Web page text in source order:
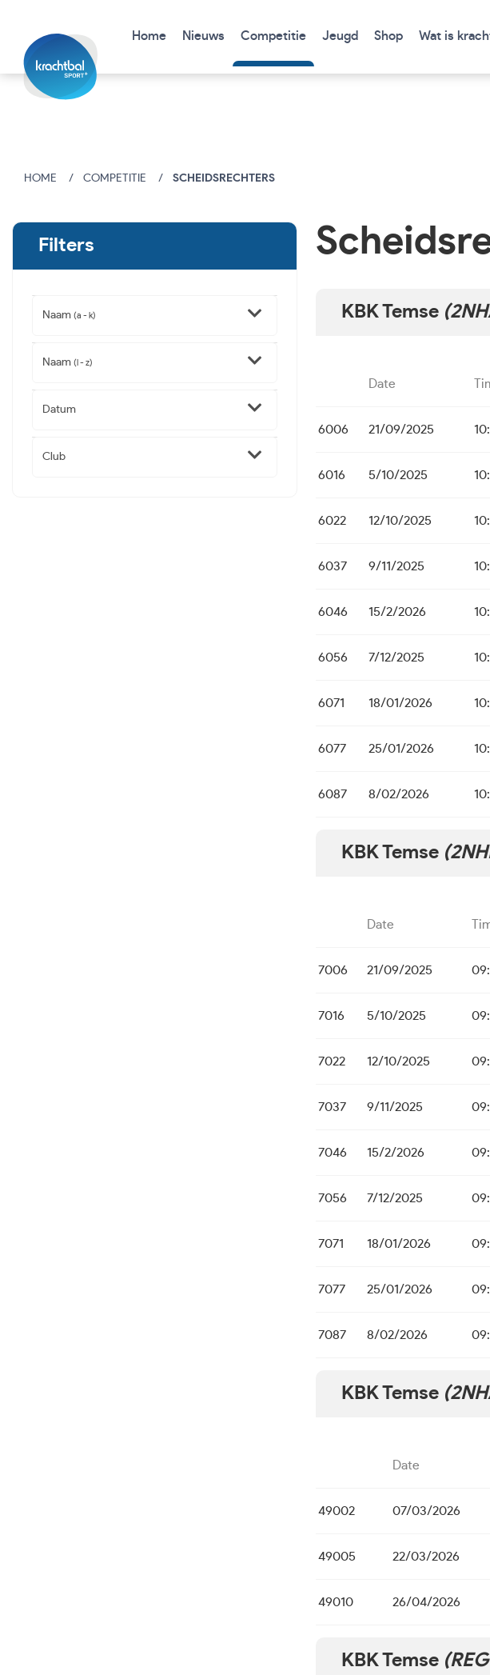
Home Nieuws Competitie Jeugd Shop Wat is
HOME COMPETITIE SCHEIDSRECHTERS
Filters
Naam (a - k)
Naam (l - z)
Datum
Club
KBK Temse
Date
6006 21/09/2025
6016 5/10/2025
6022 12/10/2025
6037 9/11/2025
6046 15/2/2026
6056 7/12/2025
6071 18/01/2026
6077 25/01/2026
6087 8/02/2026
KBK Temse
Date
7006 21/09/2025
7016 5/10/2025
7022 12/10/2025
7037 9/11/2025
7046 15/2/2026
7056 7/12/2025
7071 18/01/2026
7077 25/01/2026
7087 8/02/2026
KBK Temse
Date
49002 07/03/2026
49005 22/03/2026
49010 26/04/2026
KBK Temse